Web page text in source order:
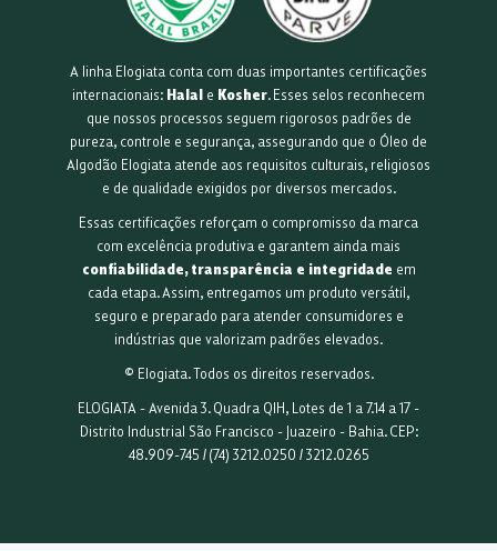
A linha Elogiata conta com duas importantes certificações
internacionais: Halal e Kosher. Esses selos reconhecem
que nossos processos seguem rigorosos padrões de
pureza, controle e segurança, assegurando que o Óleo de
Algodão Elogiata atende aos requisitos culturais, religiosos
e de qualidade exigidos por diversos mercados.
Essas certificações reforçam o compromisso da marca
com excelência produtiva e garantem ainda mais
confiabilidade, transparência e integridade em
cada etapa. Assim, entregamos um produto versátil,
seguro e preparado para atender consumidores e
indústrias que valorizam padrões elevados.
© Elogiata. Todos os direitos reservados.
ELOGIATA - Avenida 3. Quadra QIH, Lotes de 1 a 7.14 a 17 -
Distrito Industrial São Francisco - Juazeiro - Bahia. CEP:
48.909-745 / (74) 3212.0250 / 3212.0265